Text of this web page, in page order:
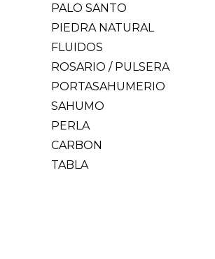
PALO SANTO
PIEDRA NATURAL
FLUIDOS
ROSARIO / PULSERA
PORTASAHUMERIO
SAHUMO
PERLA
CARBON
TABLA